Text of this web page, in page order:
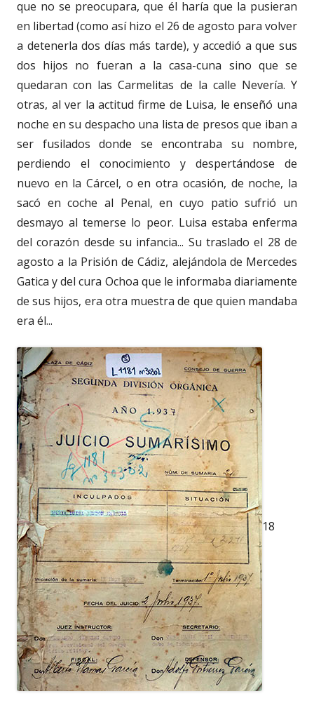
que no se preocupara, que él haría que la pusieran
en libertad (como así hizo el 26 de agosto para volver
a detenerla dos días más tarde), y accedió a que sus
dos hijos no fueran a la casa-cuna sino que se
quedaran con las Carmelitas de la calle Nevería. Y
otras, al ver la actitud firme de Luisa, le enseñó una
noche en su despacho una lista de presos que iban a
ser fusilados donde se encontraba su nombre,
perdiendo el conocimiento y despertándose de
nuevo en la Cárcel, o en otra ocasión, de noche, la
sacó en coche al Penal, en cuyo patio sufrió un
desmayo al temerse lo peor. Luisa estaba enferma
del corazón desde su infancia... Su traslado el 28 de
agosto a la Prisión de Cádiz, alejándola de Mercedes
Gatica y del cura Ochoa que le informaba diariamente
de sus hijos, era otra muestra de que quien mandaba
era él...
18